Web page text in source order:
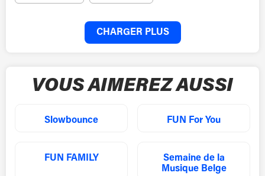
CHARGER PLUS
VOUS AIMEREZ AUSSI
Slowbounce FUN For You
FUN FAMILY
Semaine de la
Musique Belge